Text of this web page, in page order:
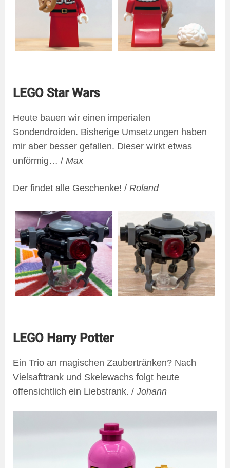
LEGO Star Wars
Heute bauen wir einen imperialen
Sondendroiden. Bisherige Umsetzungen haben
mir aber besser gefallen. Dieser wirkt etwas
unförmig… / Max
Der findet alle Geschenke! / Roland
LEGO Harry Potter
Ein Trio an magischen Zaubertränken? Nach
Vielsafttrank und Skelewachs folgt heute
offensichtlich ein Liebstrank. / Johann